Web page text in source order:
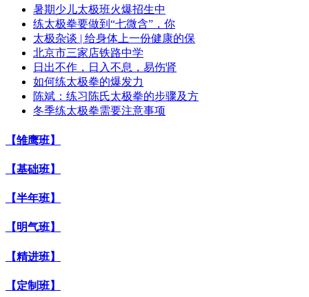
暑期少儿太极班火爆招生中
练太极拳要做到“七微含”，你
太极杂谈 | 给身体上一份健康的保
北京市三家店铁路中学
日出不作，日入不息，易伤肾
如何练太极拳的爆发力
陈斌：练习陈氏太极拳的步骤及方
冬季练太极拳需要注意事项
【雏鹰班】
【基础班】
【半年班】
【明气班】
【精进班】
【定制班】